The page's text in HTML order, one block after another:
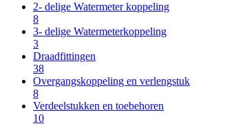
2- delige Watermeter koppeling
8
3- delige Watermeterkoppeling
3
Draadfittingen
38
Overgangskoppeling en verlengstuk
8
Verdeelstukken en toebehoren
10